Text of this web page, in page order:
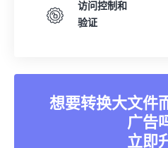
访问控制和
验证
想要转换大文件
广告
立即